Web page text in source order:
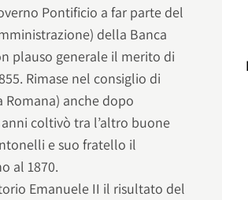
Pontificio a far parte del
della Banca
plauso generale il merito di
Rimase nel consiglio di
anche dopo
anni coltivò tra l’altro buone
e suo fratello il
al 1870.
Emanuele II il risultato del